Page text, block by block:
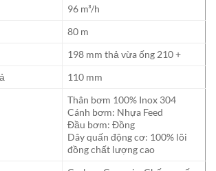
96 m³/h
80 m
198 mm thả vừa ống 210 +
110 mm
Thân bơm 100% Inox 304
Cánh bơm: Nhựa Feed
Đầu bơm: Đồng
Dây quấn động cơ: 100% lõi
đồng chất lượng cao